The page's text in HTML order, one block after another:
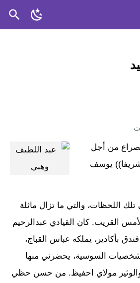
من أجل
يوسف
اللحظات، والتي ما تزال ماثلة
القريب. كان القيادي عبدالرحيم
بأكادير، يملكه عباس القباج،
السوسية، يحضرني منها
والوثير مولاي احفيظ. من حسن حظي